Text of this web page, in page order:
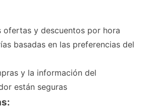
ofertas y descuentos por hora
basadas en las preferencias del
y la información del
están seguras